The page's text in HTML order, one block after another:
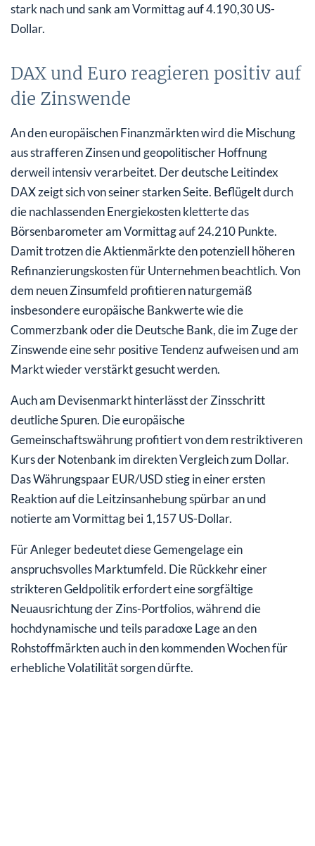
stark nach und sank am Vormittag auf 4.190,30 US-
Dollar.
DAX und Euro reagieren positiv auf
die Zinswende
An den europäischen Finanzmärkten wird die Mischung
aus strafferen Zinsen und geopolitischer Hoffnung
derweil intensiv verarbeitet. Der deutsche Leitindex
DAX zeigt sich von seiner starken Seite. Beflügelt durch
die nachlassenden Energiekosten kletterte das
Börsenbarometer am Vormittag auf 24.210 Punkte.
Damit trotzen die Aktienmärkte den potenziell höheren
Refinanzierungskosten für Unternehmen beachtlich. Von
dem neuen Zinsumfeld profitieren naturgemäß
insbesondere europäische Bankwerte wie die
Commerzbank oder die Deutsche Bank, die im Zuge der
Zinswende eine sehr positive Tendenz aufweisen und am
Markt wieder verstärkt gesucht werden.
Auch am Devisenmarkt hinterlässt der Zinsschritt
deutliche Spuren. Die europäische
Gemeinschaftswährung profitiert von dem restriktiveren
Kurs der Notenbank im direkten Vergleich zum Dollar.
Das Währungspaar EUR/USD stieg in einer ersten
Reaktion auf die Leitzinsanhebung spürbar an und
notierte am Vormittag bei 1,157 US-Dollar.
Für Anleger bedeutet diese Gemengelage ein
anspruchsvolles Marktumfeld. Die Rückkehr einer
strikteren Geldpolitik erfordert eine sorgfältige
Neuausrichtung der Zins-Portfolios, während die
hochdynamische und teils paradoxe Lage an den
Rohstoffmärkten auch in den kommenden Wochen für
erhebliche Volatilität sorgen dürfte.